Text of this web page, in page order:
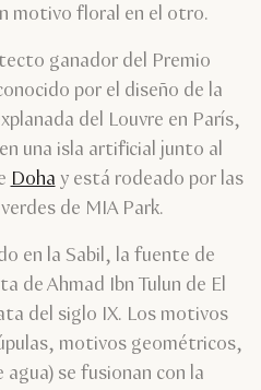
motivo floral en el otro.
ganador del Premio
por el diseño de la
del Louvre en París,
una isla artificial junto al
Dohay está rodeado por las
de MIA Park.
en la Sabil, la fuente de
de Ahmad Ibn Tulun de El
del siglo IX. Los motivos
motivos geométricos,
se fusionan con la